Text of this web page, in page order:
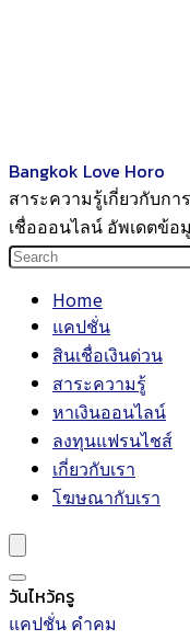
Bangkok Love Horo
สาระความรู้เกี่ยวกับก
เชื่อออนไลน์ อัพเดตข้
Home
แคปชั่น
สินเชื่อเงินด่วน
สาระความรู้
หาเงินออนไลน์
ลงทุนแฟรนไชส์
เกี่ยวกับเรา
โฆษณากับเรา
วันไหว้ครู
แคปชั่น คำคม